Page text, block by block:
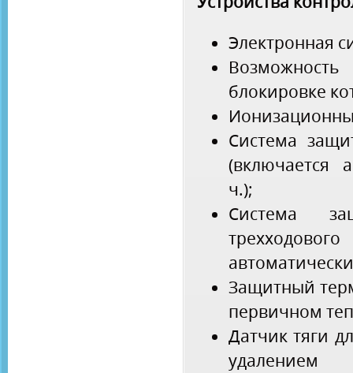
Электронная
блокировке
Система
(включается
ч.);
Система
Защитный
первичном
Датчик тяги
удалением